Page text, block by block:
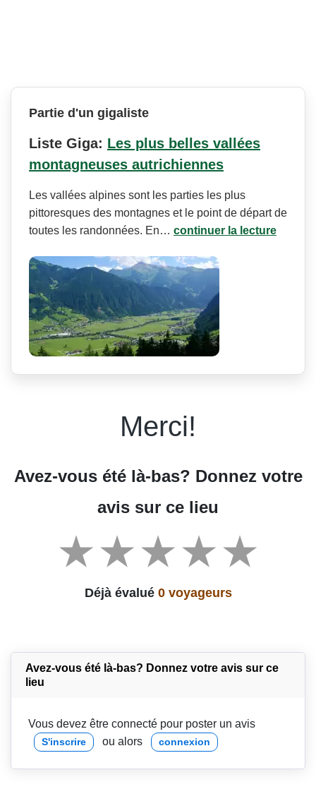
Partie d'un gigaliste
Liste Giga: Les plus belles vallées
montagneuses autrichiennes
Les vallées alpines sont les parties les plus
pittoresques des montagnes et le point de départ de
toutes les randonnées. En… continuer la lecture
Merci!
Avez-vous été là-bas? Donnez votre
avis sur ce lieu
Déjà évalué 0 voyageurs
Avez-vous été là-bas? Donnez votre avis sur ce
lieu
Vous devez être connecté pour poster un avis
S'inscrire ou alors connexion